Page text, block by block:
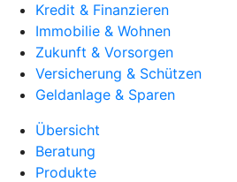
Kredit & Finanzieren
Immobilie & Wohnen
Zukunft & Vorsorgen
Versicherung & Schützen
Geldanlage & Sparen
Übersicht
Beratung
Produkte